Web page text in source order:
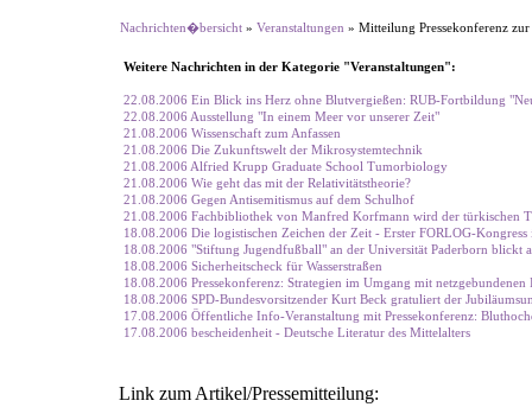
Nachrichten�bersicht » Veranstaltungen » Mitteilung Pressekonferenz
Weitere Nachrichten in der Kategorie "Veranstaltungen":
22.08.2006 Ein Blick ins Herz ohne Blutvergießen: RUB-Fortbildung
22.08.2006 Ausstellung "In einem Meer vor unserer Zeit"
21.08.2006 Wissenschaft zum Anfassen
21.08.2006 Die Zukunftswelt der Mikrosystemtechnik
21.08.2006 Alfried Krupp Graduate School Tumorbiology
21.08.2006 Wie geht das mit der Relativitätstheorie?
21.08.2006 Gegen Antisemitismus auf dem Schulhof
21.08.2006 Fachbibliothek von Manfred Korfmann wird der türkischen
18.08.2006 Die logistischen Zeichen der Zeit - Erster FORLOG-
18.08.2006 "Stiftung Jugendfußball" an der Universität Paderborn blickt
18.08.2006 Sicherheitscheck für Wasserstraßen
18.08.2006 Pressekonferenz: Strategien im Umgang mit
18.08.2006 SPD-Bundesvorsitzender Kurt Beck gratuliert der
17.08.2006 Öffentliche Info-Veranstaltung mit Pressekonferenz:
17.08.2006 bescheidenheit - Deutsche Literatur des Mittelalters
Link zum Artikel/Pressemitteilung: